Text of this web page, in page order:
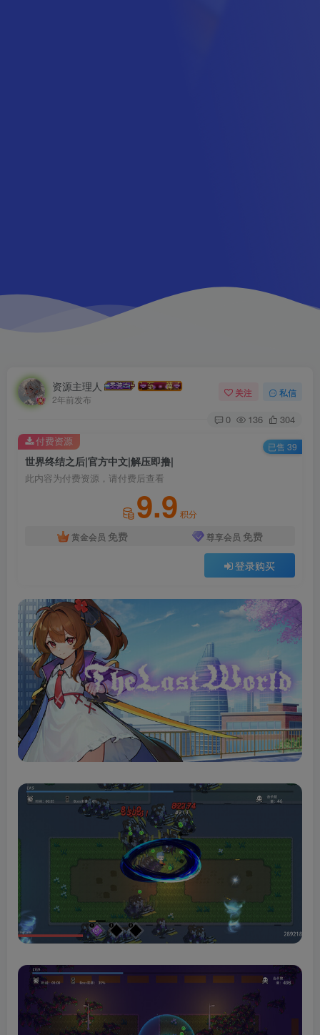
资源主理人
2年前发布
关注 私信
0 136 304
世界终结之后|官方中文|解压即撸|
此内容为付费资源，请付费后查看
9.9 积分
黄金会员 免费 尊享会员 免费
登录购买
付费资源 已售 39